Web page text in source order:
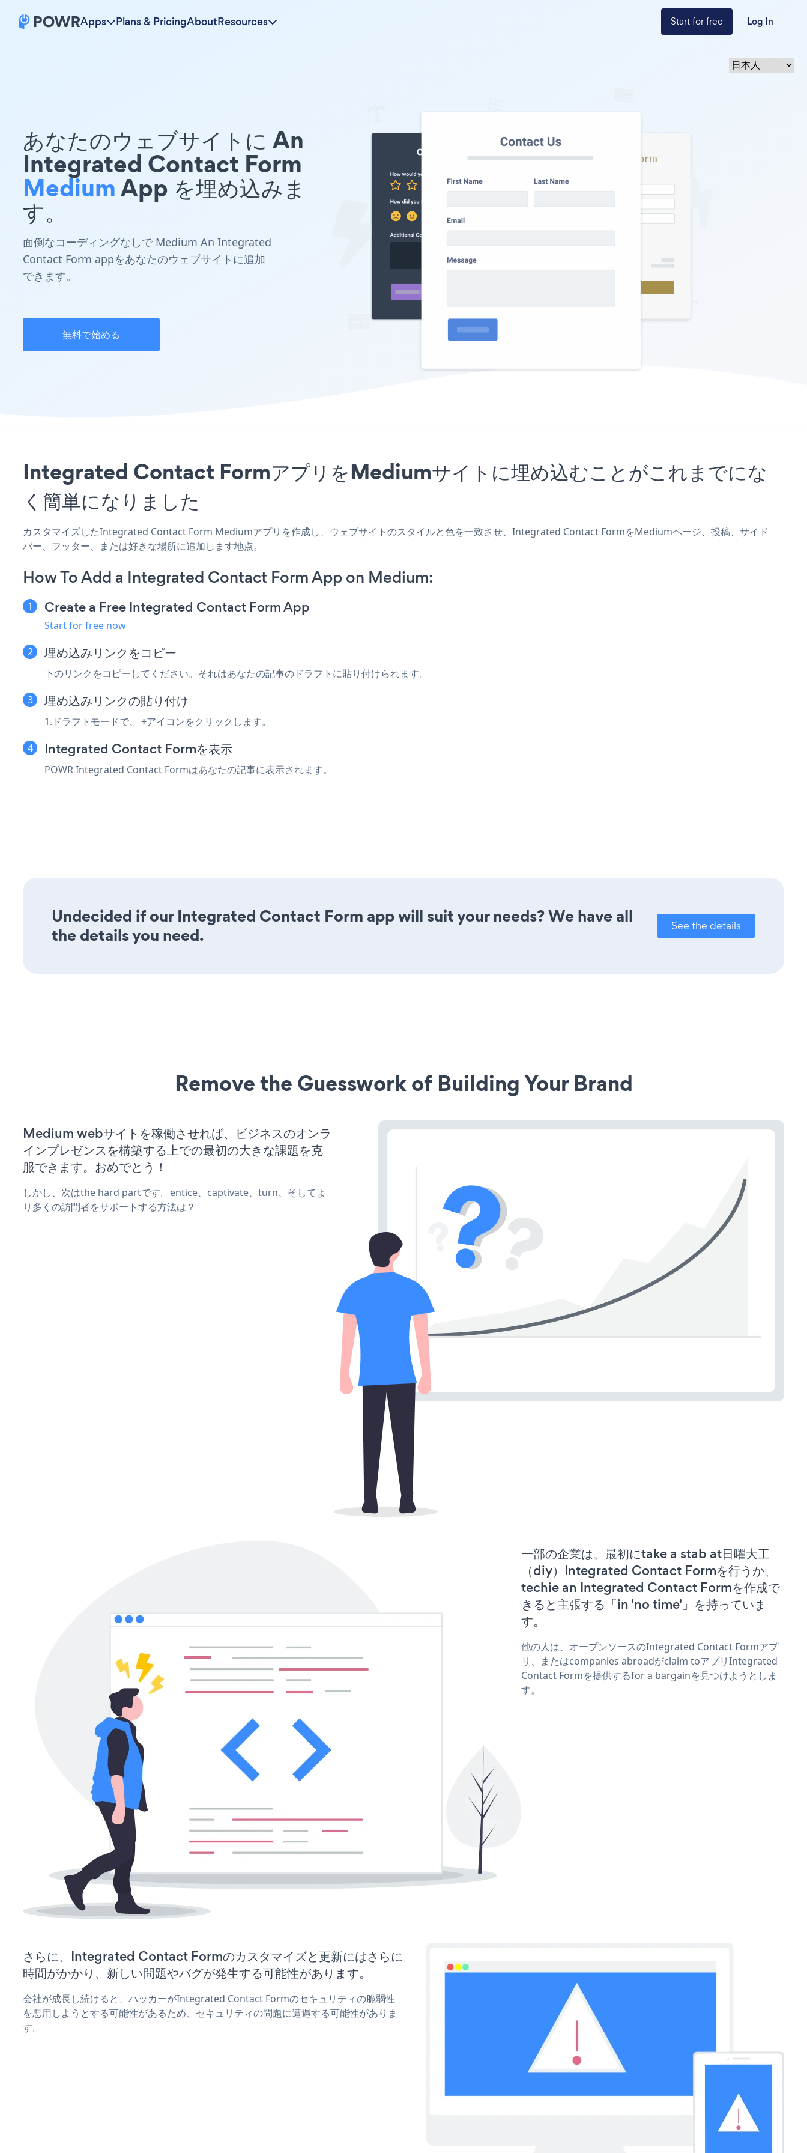
Apps Plans & PricingAboutResources Start for free Log In
あなたのウェブサイトに An
Integrated Contact Form
MediumApp を埋め込みま
す。
面倒なコーディングなしで Medium An Integrated
Contact Form appをあなたのウェブサイトに追加
できます。
無料で始める
Integrated Contact FormアプリをMediumサイトに埋め込むことがこれまでにな
く簡単になりました
カスタマイズしたIntegrated Contact Form Mediumアプリを作成し、ウェブサイトのスタイルと色を一致させ、Integrated Contact FormをMediumページ、投稿、サイド
バー、フッター、または好きな場所に追加します地点。
How To Add a Integrated Contact Form App on Medium:
Create a Free Integrated Contact Form App
Start for free now
埋め込みリンクをコピー
下のリンクをコピーしてください。それはあなたの記事のドラフトに貼り付けられます。
埋め込みリンクの貼り付け
1.ドラフトモードで、 +アイコンをクリックします。
Integrated Contact Formを表示
POWR Integrated Contact Formはあなたの記事に表示されます。
Undecided if our Integrated Contact Form app will suit your needs? We have all
the details you need.
See the details
Remove the Guesswork of Building Your Brand
Medium webサイトを稼働させれば、ビジネスのオンラ
インプレゼンスを構築する上での最初の大きな課題を克
服できます。おめでとう！
しかし、次はthe hard partです。entice、captivate、turn、そしてよ
り多くの訪問者をサポートする方法は？
一部の企業は、最初にtake a stab at日曜大工
（diy）Integrated Contact Formを行うか、
techie an Integrated Contact Formを作成で
きると主張する「in 'no time'」を持っていま
す。
他の人は、オープンソースのIntegrated Contact Formアプ
リ、またはcompanies abroadがclaim toアプリIntegrated
Contact Formを提供するfor a bargainを見つけようとしま
す。
さらに、Integrated Contact Formのカスタマイズと更新にはさらに
時間がかかり、新しい問題やバグが発生する可能性があります。
会社が成長し続けると、ハッカーがIntegrated Contact Formのセキュリティの脆弱性
を悪用しようとする可能性があるため、セキュリティの問題に遭遇する可能性がありま
す。